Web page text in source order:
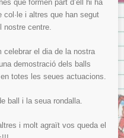
que formen part d’ell hi ha
i altres que han segut
nostre centre.
celebrar el dia de la nostra
demostració dels balls
totes les seues actuacions.
ball i la seua rondalla.
i molt agraït vos queda el